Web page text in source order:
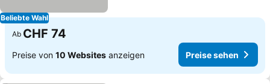
Beliebte Wahl
Ab CHF 74
Preise von 10 Websites anzeigen Preise sehen